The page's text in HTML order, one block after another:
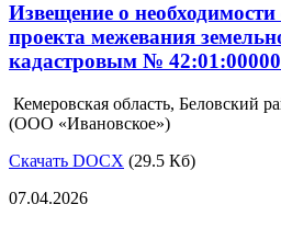
Извещение о необходимости
проекта межевания
кадастровым №
Кемеровская область, Беловский
(ООО «Ивановское»)
Скачать DOCX (29.5 Кб)
07.04.2026